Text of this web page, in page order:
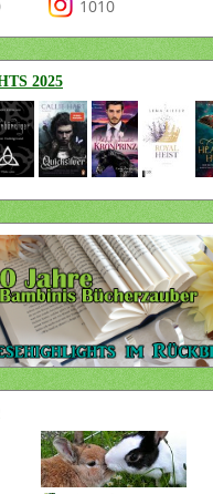
1010
2025